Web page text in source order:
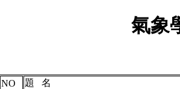
氣象
NO 題 名